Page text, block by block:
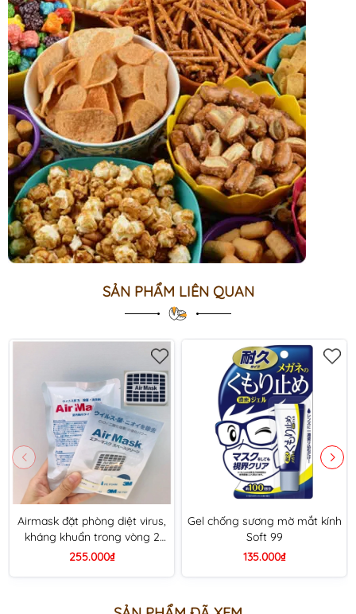
SẢN PHẨM LIÊN QUAN
Airmask đặt phòng diệt virus,
kháng khuẩn trong vòng 2
tháng
255.000₫
Gel chống sương mờ mắt kính
Soft 99
135.000₫